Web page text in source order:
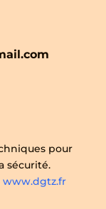
pour
sécurité.
www.dgtz.fr